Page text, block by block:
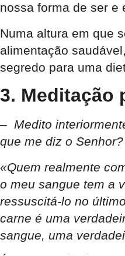
nossa forma de ser e
Numa altura em que
alimentação
segredo para uma
3. Meditação
– Medito
que me diz o
«Quem realmente
o meu sangue tem a
ressuscitá-lo no
carne é uma
sangue, uma